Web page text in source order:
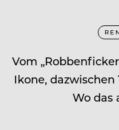
Vom
Ikone,
Wo das